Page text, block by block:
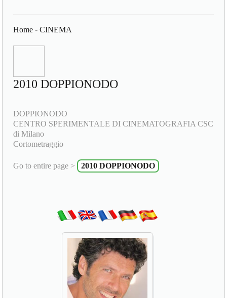
Home -CINEMA
2010 DOPPIONODO
DOPPIONODO
CENTRO SPERIMENTALE DI CINEMATOGRAFIA CSC
di Milano
Cortometraggio
Go to entire page > 2010 DOPPIONODO